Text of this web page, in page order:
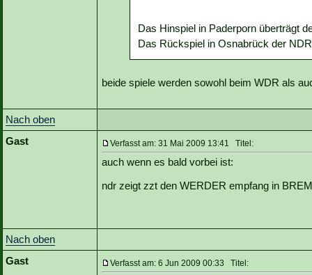
Das Hinspiel in Paderporn überträgt
Das Rückspiel in Osnabrück der
beide spiele werden sowohl beim WDR als
Nach oben
Gast
Verfasst am: 31 Mai 2009 13:41 Titel:
auch wenn es bald vorbei ist:
ndr zeigt zzt den WERDER empfang in
Nach oben
Gast
Verfasst am: 6 Jun 2009 00:33 Titel: